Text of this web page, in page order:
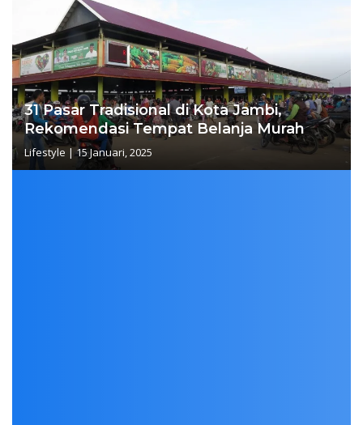
31 Pasar Tradisional di Kota Jambi,
Rekomendasi Tempat Belanja Murah
Lifestyle |15 Januari, 2025